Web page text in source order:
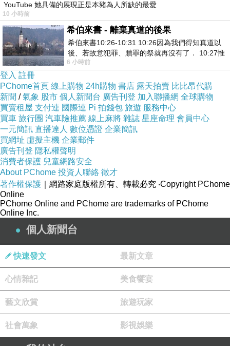
能否讓我把故事重寫
想把你抱進身體裡面
不敢讓你看見
嘴角那顆沒落下的淚
如果這是最後的一頁
在你離開之前
能否讓我把故事重寫
戀愛頻率－Sasablue
作詞 : 卓澤檳
YouTube 她具備的展現正是本豬為人所缺的最愛
10 小時前
希伯來書 - 離棄真道的後果
希伯來書10:26-10:31 10:26因為我們得知真道以
後、若故意犯罪、贖罪的祭就再沒有了． 10:27惟
有戰懼等候審判和那燒滅眾敵人的烈火
6 小時前
登入 註冊
PChome首頁 線上購物 24h購物 書店 露天拍賣 比比昂代購
新聞 /氣象 股市 個人新聞台 廣告刊登 加入聯播網 全球購物
買賣租屋 支付連 國際連 Pi 拍錢包 旅遊 服務中心
買車 旅行團 汽車險推薦 線上麻將 雜誌 星座命理 會員中心
一元簡訊 直播達人 數位憑證 企業簡訊
買網址 虛擬主機 企業郵件
廣告刊登 隱私權聲明
消費者保護 兒童網路安全
About PChome 投資人聯絡 徵才
著作權保護 ｜網路家庭版權所有、轉載必究 ‧Copyright PChome
Online
PChome Online and PChome are trademarks of PChome
Online Inc.
個人新聞台
快速發文 最新文章
心情雜記 美食饗宴
藝文欣賞 旅遊玩家
社會萬象 影視娛樂